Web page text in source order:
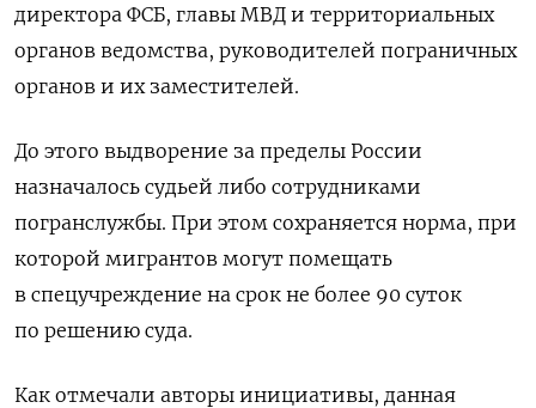
директора ФСБ, главы МВД и территориальных
органов ведомства, руководителей пограничных
органов и их заместителей.
До этого выдворение за пределы России
назначалось судьей либо сотрудниками
погранслужбы. При этом сохраняется норма, при
которой мигрантов могут помещать
в спецучреждение на срок не более 90 суток
по решению суда.
Как отмечали авторы инициативы, данная